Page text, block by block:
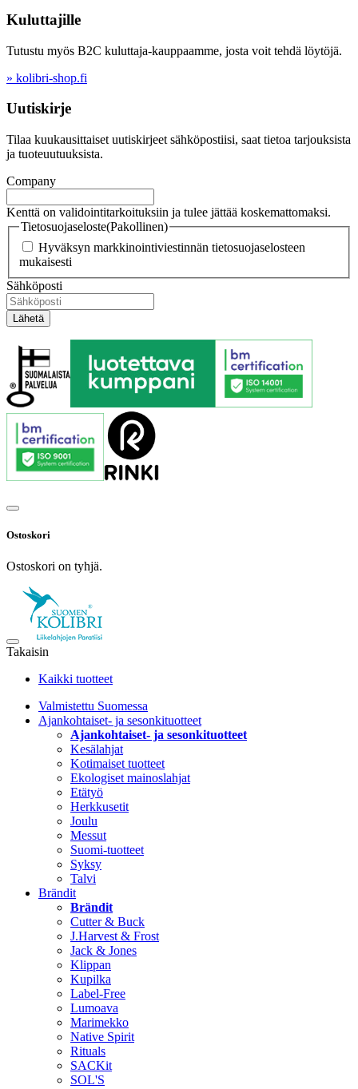
Kuluttajille
Tutustu myös B2C kuluttaja-kauppaamme, josta voit tehdä löytöjä.
» kolibri-shop.fi
Uutiskirje
Tilaa kuukausittaiset uutiskirjeet sähköpostiisi, saat tietoa tarjouksista
ja tuoteuutuuksista.
Company
Kenttä on validointitarkoituksiin ja tulee jättää koskemattomaksi.
Tietosuojaseloste(Pakollinen)
Hyväksyn markkinointiviestinnän tietosuojaselosteen
mukaisesti
Sähköposti
Ostoskori
Ostoskori on tyhjä.
Takaisin
Kaikki tuotteet
Valmistettu Suomessa
Ajankohtaiset- ja sesonkituotteet
Ajankohtaiset- ja sesonkituotteet
Kesälahjat
Kotimaiset tuotteet
Ekologiset mainoslahjat
Etätyö
Herkkusetit
Joulu
Messut
Suomi-tuotteet
Syksy
Talvi
Brändit
Brändit
Cutter & Buck
J.Harvest & Frost
Jack & Jones
Klippan
Kupilka
Label-Free
Lumoava
Marimekko
Native Spirit
Rituals
SACKit
SOL'S